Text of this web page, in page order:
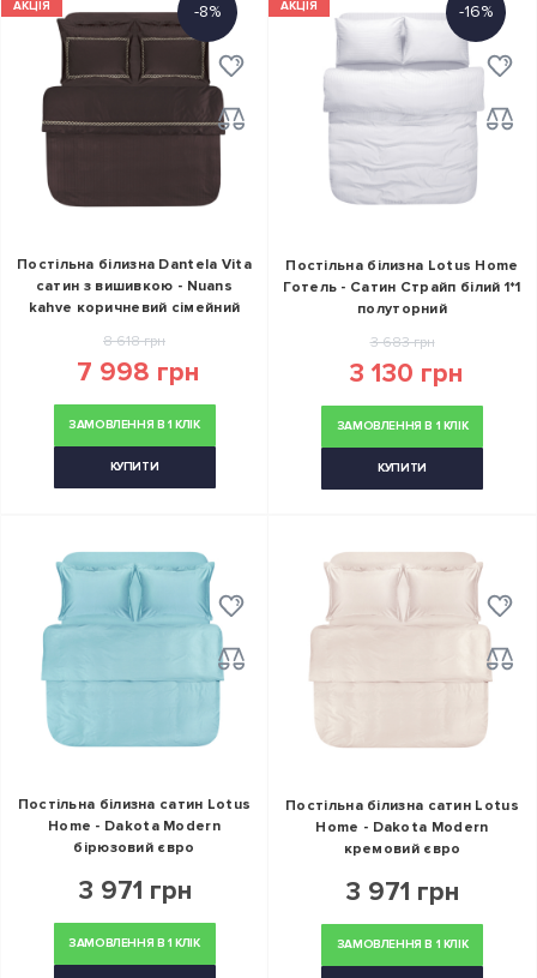
АКЦІЯ -8%
Постільна білизна Dantela Vita
сатин з вишивкою - Nuans
kahve коричневий сімейний
8 618 грн
7 998 грн
ЗАМОВЛЕННЯ В 1 КЛІК
КУПИТИ
АКЦІЯ -16%
Постільна білизна Lotus Home
Готель - Сатин Страйп білий 1*1
полуторний
3 683 грн
3 130 грн
ЗАМОВЛЕННЯ В 1 КЛІК
КУПИТИ
Постільна білизна сатин Lotus
Home - Dakota Modern
бірюзовий євро
3 971 грн
ЗАМОВЛЕННЯ В 1 КЛІК
Постільна білизна сатин Lotus
Home - Dakota Modern
кремовий євро
3 971 грн
ЗАМОВЛЕННЯ В 1 КЛІК